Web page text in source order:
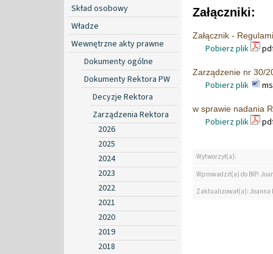
Skład osobowy
Władze
Wewnętrzne akty prawne
Dokumenty ogólne
Dokumenty Rektora PW
Decyzje Rektora
Zarządzenia Rektora
2026
2025
2024
2023
2022
2021
2020
2019
2018
Załączniki:
Załącznik -
Pobierz plik
Zarządzenie nr 30/
Pobierz plik
w sprawie nadania
Pobierz plik
Wytworzył(a):
Wprowadził(a) do BIP:
Zaktualizował(a):